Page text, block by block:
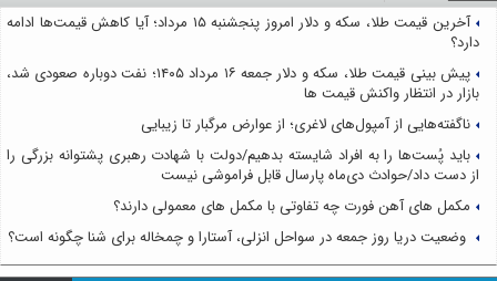
آخرین قیمت طلا، سکه و دلار امروز پنجشنبه ۱۵ مرداد؛ آیا کاهش قیمت‌ها ادامه
دارد؟
پیش بینی قیمت طلا، سکه و دلار جمعه ۱۶ مرداد ۱۴۰۵؛ نفت دوباره صعودی شد،
بازار در انتظار واکنش قیمت ها
ناگفته‌هایی از آمپول‌های لاغری؛ از عوارض مرگبار تا زیبایی
باید پُست‌ها را به افراد شایسته بدهیم/دولت با شهادت رهبری پشتوانه بزرگی را
از دست داد/حوادث دی‌ماه پارسال قابل فراموشی نیست
مکمل های آهن فورت چه تفاوتی با مکمل های معمولی دارند؟
وضعیت دریا روز جمعه در سواحل انزلی، آستارا و چمخاله برای شنا چگونه است؟